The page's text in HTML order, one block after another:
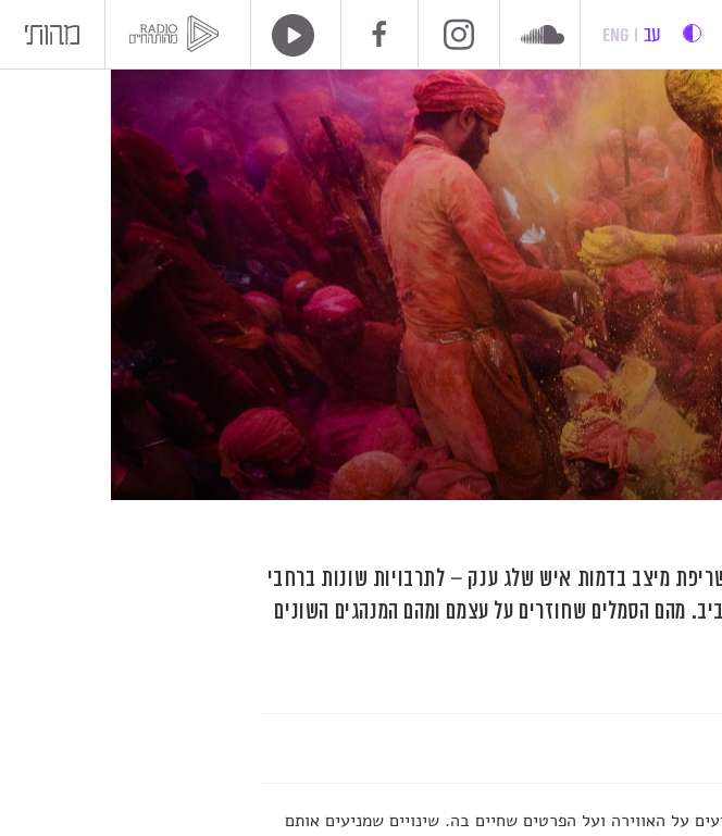
עב ENG
מיצב בדמות איש שלג ענק – לתרבויות שונות ברחבי
מהם הסמלים שחוזרים על עצמם ומהם המנהגים השונים
על האווירה ועל הפרטים שחיים בה. שינויים שמניעים אותם